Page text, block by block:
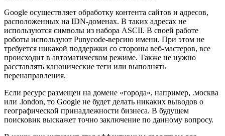
Google осуществляет обработку контента сайтов и адресов,
расположенных на IDN-доменах. В таких адресах не
используются символы из набора ASCII. В своей работе
роботы используют Punycode-версию имени. При этом не
требуется никакой поддержки со стороны веб-мастеров, все
происходит в автоматическом режиме. Также не нужно
расставлять канонические теги или выполнять
перенаправления.
Если ресурс размещен на домене «города», например, .москва
или .london, то Google не будет делать никаких выводов о
географической принадлежности бизнеса. В будущем
поисковик выскажет точно заключение по данному вопросу.